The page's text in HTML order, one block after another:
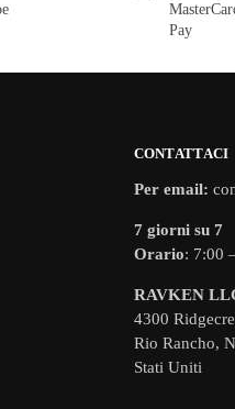
Pay
CONTATTACI
Per email:
7 giorni su 7
Orario: 7:00
RAVKEN
4300
Rio Rancho,
Stati Uniti